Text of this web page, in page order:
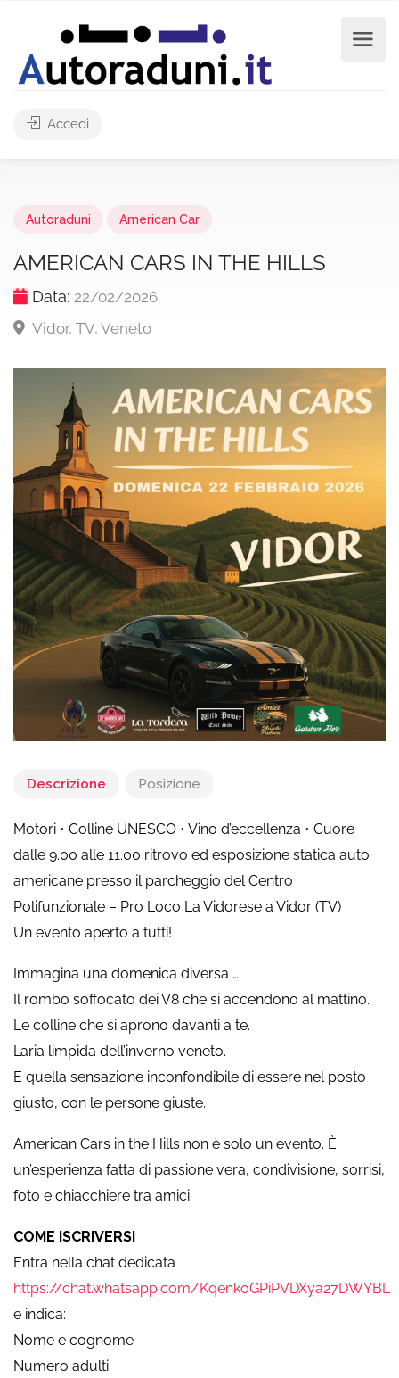
Accedi
Autoraduni American Car
AMERICAN CARS IN THE HILLS
Data: 22/02/2026
Vidor, TV, Veneto
Descrizione Posizione
Motori • Colline UNESCO • Vino d’eccellenza • Cuore
dalle 9.00 alle 11.00 ritrovo ed esposizione statica auto
americane presso il parcheggio del Centro
Polifunzionale – Pro Loco La Vidorese a Vidor (TV)
Un evento aperto a tutti!
Immagina una domenica diversa …
Il rombo soffocato dei V8 che si accendono al mattino.
Le colline che si aprono davanti a te.
L’aria limpida dell’inverno veneto.
E quella sensazione inconfondibile di essere nel posto
giusto, con le persone giuste.
American Cars in the Hills non è solo un evento. È
un’esperienza fatta di passione vera, condivisione, sorrisi,
foto e chiacchiere tra amici.
COME ISCRIVERSI
Entra nella chat dedicata
https://chat.whatsapp.com/KqenkoGPiPVDXya27DWYBL
e indica:
Nome e cognome
Numero adulti